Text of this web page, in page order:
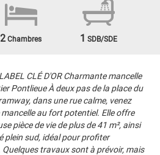
2 Chambres 1 SDB/SDE
CLÉ D'OR Charmante mancelle
Pontlieue À deux pas de la place du
dans une rue calme, venez
au fort potentiel. Elle offre
pièce de vie de plus de 41 m², ainsi
plein sud, idéal pour profiter
travaux sont à prévoir, mais